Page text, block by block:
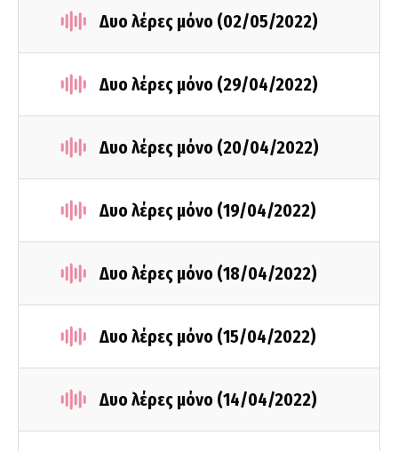
Δυο λέρες μόνο (02/05/2022)
Δυο λέρες μόνο (29/04/2022)
Δυο λέρες μόνο (20/04/2022)
Δυο λέρες μόνο (19/04/2022)
Δυο λέρες μόνο (18/04/2022)
Δυο λέρες μόνο (15/04/2022)
Δυο λέρες μόνο (14/04/2022)